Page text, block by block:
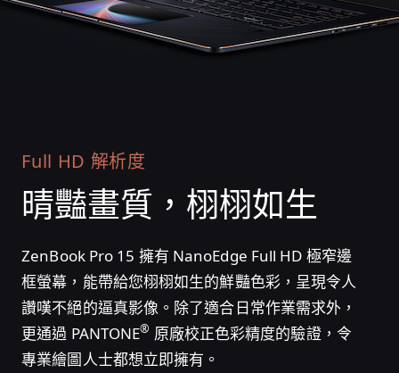
Full HD 解析度
晴豔畫質， 栩栩如生
ZenBook Pro 15 擁有 NanoEdge Full HD 極窄邊
框螢幕，能帶給您栩栩如生的鮮豔色彩，呈現令人
讚嘆不絕的逼真影像。除了適合日常作業需求外，
更通過 PANTONE® 原廠校正色彩精度的驗證，令
專業繪圖人士都想立即擁有。